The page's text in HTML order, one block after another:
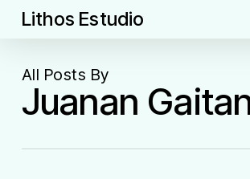
Lithos Estudio
All Posts By
Juanan